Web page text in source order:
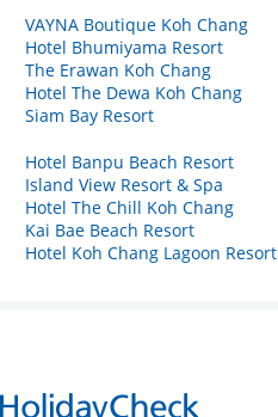
VAYNA Boutique Koh Chang
Hotel Bhumiyama Resort
The Erawan Koh Chang
Hotel The Dewa Koh Chang
Siam Bay Resort
Hotel Banpu Beach Resort
Island View Resort & Spa
Hotel The Chill Koh Chang
Kai Bae Beach Resort
Hotel Koh Chang Lagoon Resort